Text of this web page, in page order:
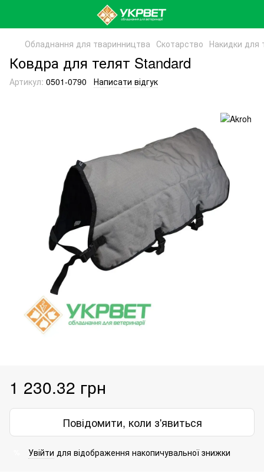
Обладнання для тваринництва Скотарство Накидки для
Ковдра для телят Standard
Артикул: 0501-0790 Написати відгук
1 230.32 грн
Повідомити, коли з'явиться
Увійти для відображення накопичувальної знижки